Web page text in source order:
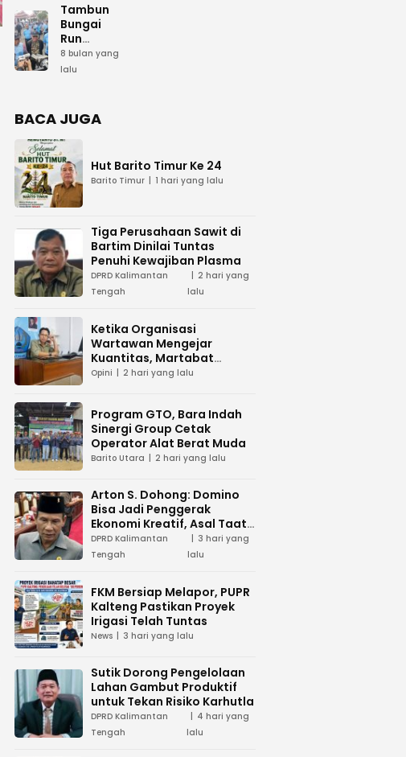
Umum
Sambut 5
Rajab di
Sekumpul
Tambun
Bungai
Run
Meriahkan
Hari Bela
Juang TNI
AD di
Palangka
Raya
8 bulan yang
lalu
BACA JUGA
Hut Barito Timur Ke 24
Barito Timur 1 hari yang lalu
Tiga Perusahaan Sawit di
Bartim Dinilai Tuntas
Penuhi Kewajiban Plasma
DPRD Kalimantan
Tengah
2 hari yang
lalu
Ketika Organisasi
Wartawan Mengejar
Kuantitas, Martabat
Profesi Menjadi Taruhan
Opini 2 hari yang lalu
Program GTO, Bara Indah
Sinergi Group Cetak
Operator Alat Berat Muda
Barito Utara 2 hari yang lalu
Arton S. Dohong: Domino
Bisa Jadi Penggerak
Ekonomi Kreatif, Asal Taat
Aturan
DPRD Kalimantan
Tengah
3 hari yang
lalu
FKM Bersiap Melapor, PUPR
Kalteng Pastikan Proyek
Irigasi Telah Tuntas
News 3 hari yang lalu
Sutik Dorong Pengelolaan
Lahan Gambut Produktif
untuk Tekan Risiko Karhutla
DPRD Kalimantan
Tengah
4 hari yang
lalu